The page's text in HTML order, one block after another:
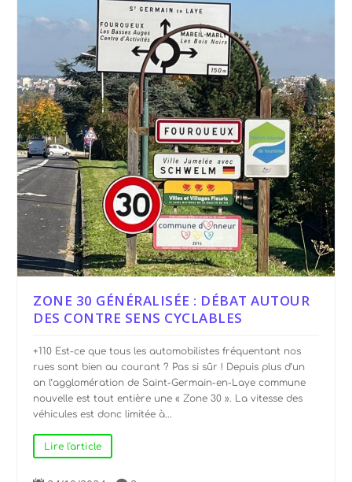
ZONE 30 GÉNÉRALISÉE : DÉBAT AUTOUR
DES CONTRE SENS CYCLABLES
+110 Est-ce que tous les automobilistes fréquentant nos
rues sont bien au courant ? Pas si sûr ! Depuis plus d’un
an l’agglomération de Saint-Germain-en-Laye commune
nouvelle est tout entière une « Zone 30 ». La vitesse des
véhicules est donc limitée à...
Lire l'article